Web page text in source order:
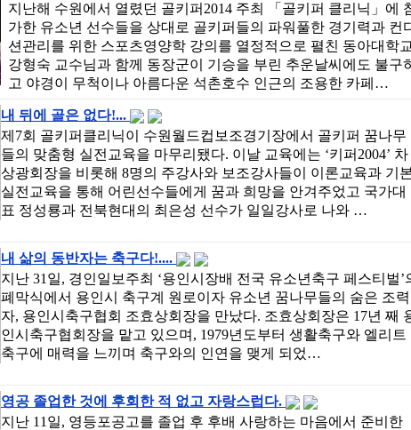
지난해 수원에서 열렸던 골키퍼2014 주최 「골키퍼 클리닉」에
가한 유소년 선수들을 상대로 골키퍼들의 파워풀한 경기력과 컨
션관리를 위한 스포츠영양학 강의를 열정적으로 펼친 동아대학교
강형숙 교수님과 함께 동장군이 기승을 부린 추운날씨에도 불구
고 야경이 무척이나 아름다운 석촌호수 인근의 조용한 카페…
내 뒤에 골은 없다!...
제7회 골키퍼클리닉이 수원월드컵보조경기장에서 골키퍼 꿈나무
들의 맞춤형 실전교육을 마무리됐다. 이날 교육에는 ‘키퍼2004’ 차
상광회장을 비롯해 8명의 주강사와 보조강사들이 이론교육과 기
실전교육을 통해 어린선수들에게 꿈과 희망을 안겨주었고 국가대
표 정성룡과 전북현대의 최은성 선수가 일일강사로 나와 …
내 삶의 동반자는 축구다!....
지난 31일, 경인일보주최 ‘용인시장배 전국 유소년축구 페스티벌’
폐막식에서 용인시 축구계 원로이자 유소년 꿈나무들의 숨은 조력
자, 용인시축구협회 조효상회장을 만났다. 조효상회장은 17년 째
인시축구협회장을 맡고 있으며, 1979년도부터 생활축구와 엘리트
축구에 매력을 느끼며 축구와의 인연을 맺게 되었…
영공 졸업한 것에 후회한 적 없고 자랑스럽다.
지난 11일, 영등포공고를 졸업 후 후배 사랑하는 마음에서 준비한